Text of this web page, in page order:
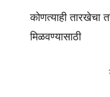
कोणत्याही तारखेचा
मिळवण्यासाठी